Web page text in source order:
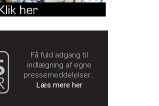
Få fuld adgang til
indlægning af egne
pressemeddelelser…
Læs mere her